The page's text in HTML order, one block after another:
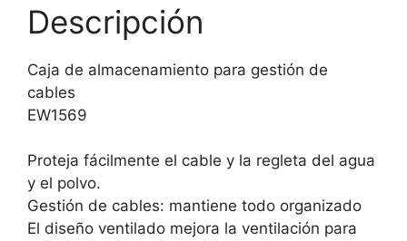
Descripción
Caja de almacenamiento para gestión de
cables
EW1569
Proteja fácilmente el cable y la regleta del agua
y el polvo.
Gestión de cables: mantiene todo organizado
El diseño ventilado mejora la ventilación para